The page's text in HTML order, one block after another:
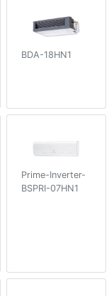
BDA-18HN1
Prime-Inverter-
BSPRI-07HN1